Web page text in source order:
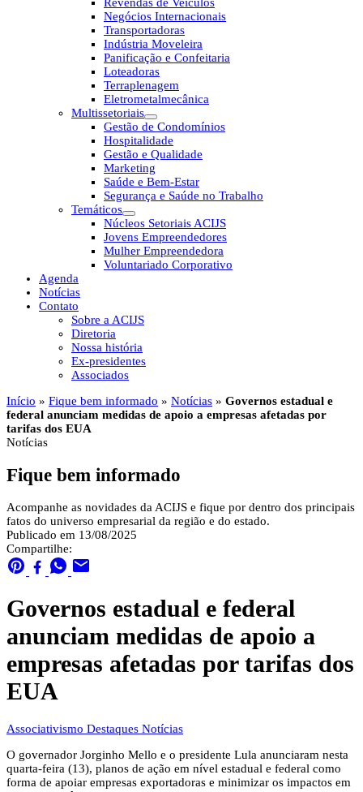
Negócios Internacionais
Transportadoras
Indústria Moveleira
Panificação e Confeitaria
Loteadoras
Terraplenagem
Eletrometalmecânica
Multissetoriais
Gestão de Condomínios
Hospitalidade
Gestão e Qualidade
Marketing
Saúde e Bem-Estar
Segurança e Saúde no Trabalho
Temáticos
Núcleos Setoriais ACIJS
Jovens Empreendedores
Mulher Empreendedora
Voluntariado Corporativo
Agenda
Notícias
Contato
Sobre a ACIJS
Diretoria
Nossa história
Ex-presidentes
Associados
Início » Fique bem informado » Notícias » Governos estadual e
federal anunciam medidas de apoio a empresas afetadas por
tarifas dos EUA
Notícias
Fique bem informado
Acompanhe as novidades da ACIJS e fique por dentro dos principais
fatos do universo empresarial da região e do estado.
Publicado em 13/08/2025
Compartilhe:
Governos estadual e federal
anunciam medidas de apoio a
empresas afetadas por tarifas dos
EUA
Associativismo Destaques Notícias
O governador Jorginho Mello e o presidente Lula anunciaram nesta
quarta-feira (13), planos de ação em nível estadual e federal como
forma de apoiar empresas exportadoras e minimizar os impactos em